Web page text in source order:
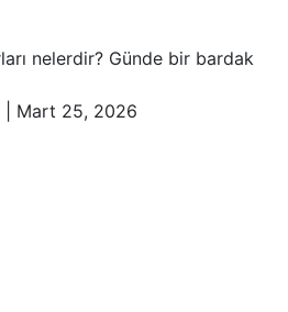
Mart 25, 2026